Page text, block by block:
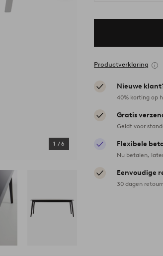
1 /6
Productverklaring
Nieuwe
40% korting op
Gratis
Geldt voor
Flexibele
Nu betalen,
Eenvoudige
30 dagen